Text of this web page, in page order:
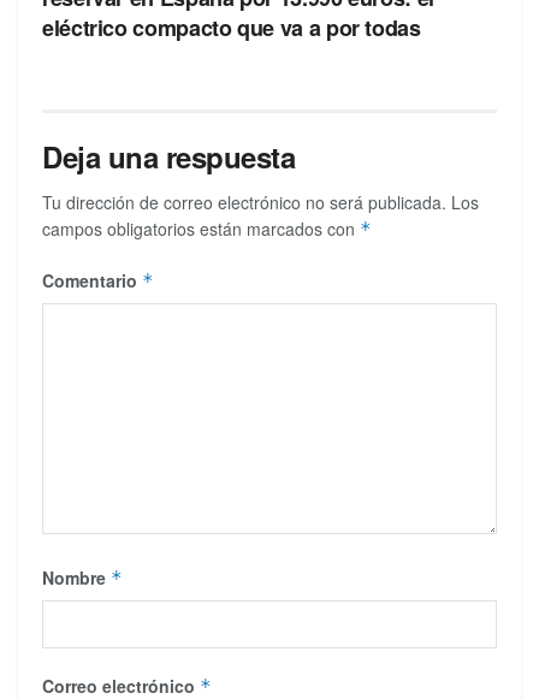
eléctrico compacto que va a por todas
Deja una respuesta
Tu dirección de correo electrónico no será publicada. Los
campos obligatorios están marcados con *
Comentario *
Nombre *
Correo electrónico *